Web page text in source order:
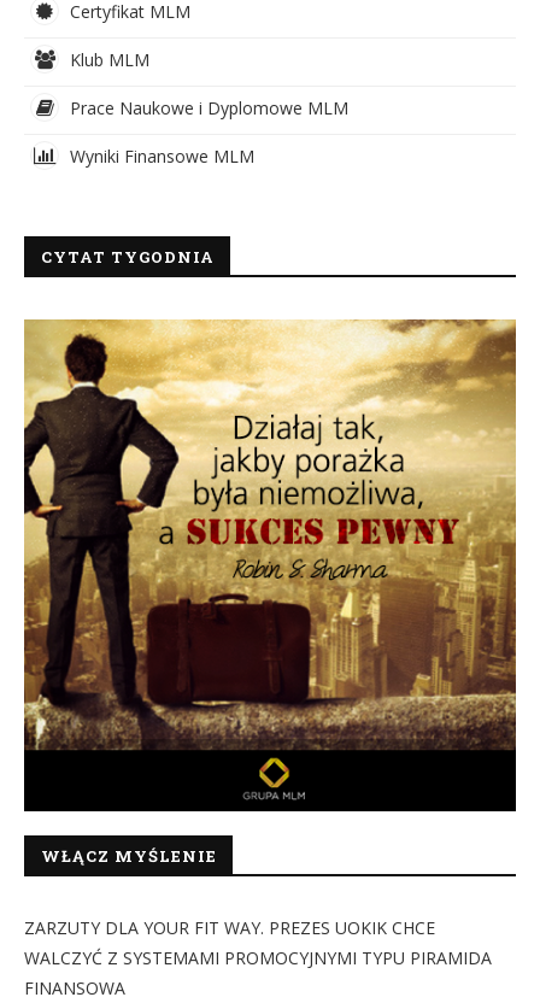
Certyfikat MLM
Klub MLM
Prace Naukowe i Dyplomowe MLM
Wyniki Finansowe MLM
CYTAT TYGODNIA
WŁĄCZ MYŚLENIE
ZARZUTY DLA YOUR FIT WAY. PREZES UOKIK CHCE
WALCZYĆ Z SYSTEMAMI PROMOCYJNYMI TYPU PIRAMIDA
FINANSOWA